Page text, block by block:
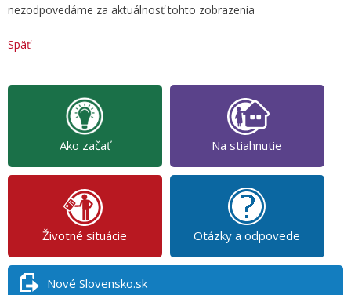
nezodpovedáme za aktuálnosť tohto zobrazenia
Späť
Ako začať Na stiahnutie
Životné situácie Otázky a odpovede
Nové Slovensko.sk